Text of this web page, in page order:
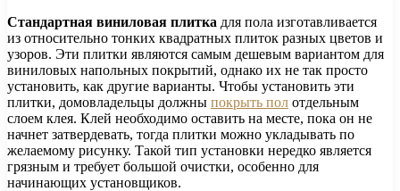
Стандартная виниловая плитка для пола изготавливается
из относительно тонких квадратных плиток разных цветов и
узоров. Эти плитки являются самым дешевым вариантом для
виниловых напольных покрытий, однако их не так просто
установить, как другие варианты. Чтобы установить эти
плитки, домовладельцы должны покрыть пол отдельным
слоем клея. Клей необходимо оставить на месте, пока он не
начнет затвердевать, тогда плитки можно укладывать по
желаемому рисунку. Такой тип установки нередко является
грязным и требует большой очистки, особенно для
начинающих установщиков.